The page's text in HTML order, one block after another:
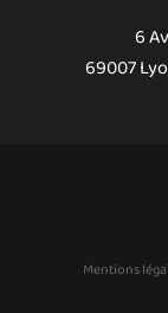
6
69007
Mentions